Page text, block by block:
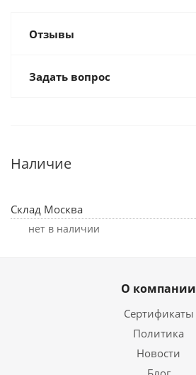
Отзывы
Задать вопрос
Наличие
Склад Москва
Нет в наличии
О компании
Сертификаты
Политика
Новости